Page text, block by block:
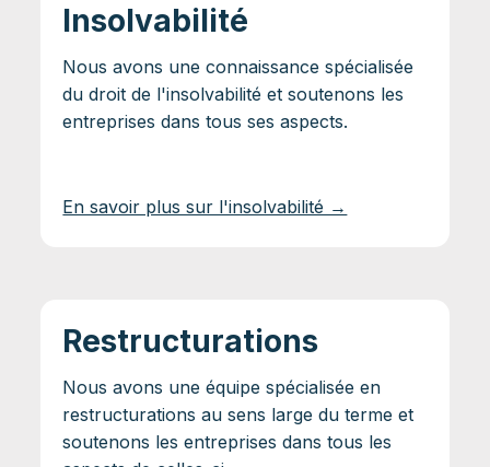
Insolvabilité
Nous avons une connaissance spécialisée
du droit de l'insolvabilité et soutenons les
entreprises dans tous ses aspects.
En savoir plus sur l'insolvabilité →
Restructurations
Nous avons une équipe spécialisée en
restructurations au sens large du terme et
soutenons les entreprises dans tous les